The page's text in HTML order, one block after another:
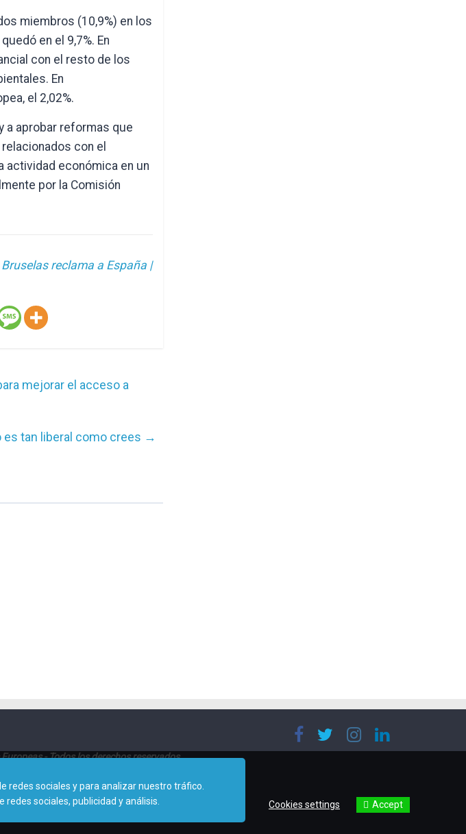
miembros (10,9%) en los
en el 9,7%. En
con el resto de los
En
el 2,02%.
a aprobar reformas que
con el
actividad económica en un
por la Comisión
reclama a España |
mejorar el acceso a
es tan liberal como crees →
- Todos los derechos reservados
25, Planta 8ª (28002 - Madrid)
politicaseuropeas@cec.ugt.org
redes sociales y para analizar nuestro tráfico.
sociales, publicidad y análisis.
Cookies settings Accept